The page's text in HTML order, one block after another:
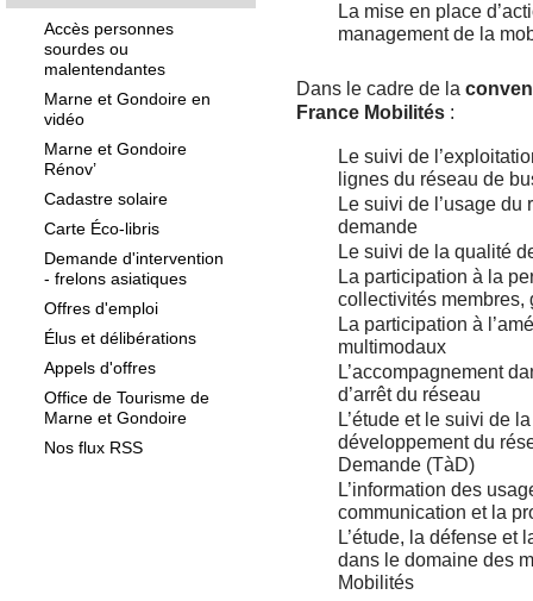
Accès personnes
sourdes ou
malentendantes
Marne et Gondoire en
vidéo
Marne et Gondoire
Rénov’
Cadastre solaire
Carte Éco-libris
Demande d'intervention
- frelons asiatiques
Offres d'emploi
Élus et délibérations
Appels d'offres
Office de Tourisme de
Marne et Gondoire
Nos flux RSS
La mise en place
management de la
Dans le cadre de la
France Mobilités :
Le suivi de
lignes du réseau de
Le suivi de l’usage du
demande
Le suivi de la qualité
La participation à la
collectivités membres,
La participation à
multimodaux
L’accompagnement
d’arrêt du réseau
L’étude et le suivi de
développement du
Demande (TàD)
L’information des
communication et la
L’étude, la défense et
dans le domaine des
Mobilités